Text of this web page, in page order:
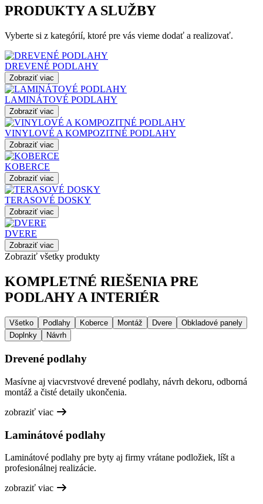
PRODUKTY A SLUŽBY
Vyberte si z kategórií, ktoré pre vás vieme dodať a realizovať.
DREVENÉ PODLAHY
Zobraziť viac
LAMINÁTOVÉ PODLAHY
Zobraziť viac
VINYLOVÉ A KOMPOZITNÉ PODLAHY
Zobraziť viac
KOBERCE
Zobraziť viac
TERASOVÉ DOSKY
Zobraziť viac
DVERE
Zobraziť viac
Zobraziť všetky produkty
KOMPLETNÉ RIEŠENIA PRE
PODLAHY A INTERIÉR
Všetko Podlahy Koberce Montáž Dvere
Obkladové panely
Doplnky
Návrh
Drevené podlahy
Masívne aj viacvrstvové drevené podlahy, návrh dekoru, odborná
montáž a čisté detaily ukončenia.
zobraziť viac
Laminátové podlahy
Laminátové podlahy pre byty aj firmy vrátane podložiek, líšt a
profesionálnej realizácie.
zobraziť viac